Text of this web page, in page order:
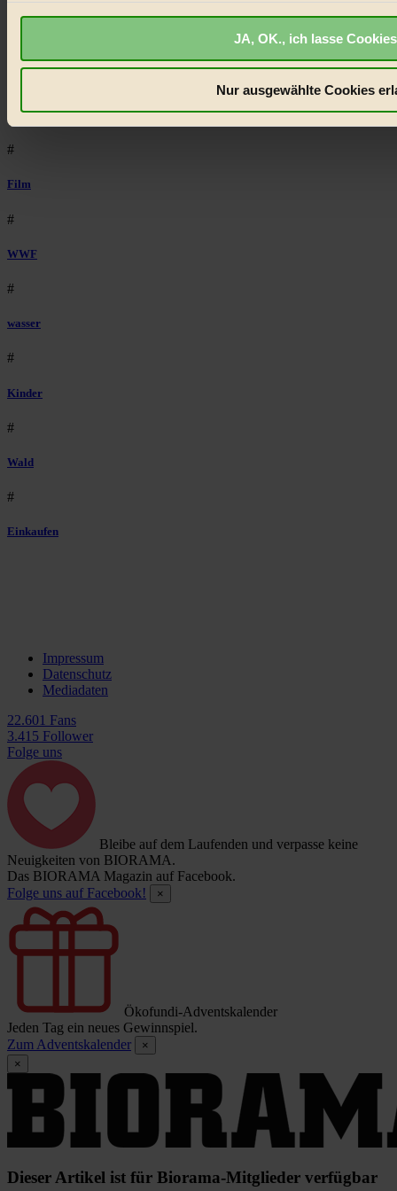
JA, OK., ich lasse
Nur ausgewählte Cookies
Mode
#
Film
#
WWF
#
wasser
#
Kinder
#
Wald
#
Einkaufen
Impressum
Datenschutz
Mediadaten
22.601 Fans
3.415 Follower
Folge uns
Bleibe auf dem Laufenden und verpasse keine
Neuigkeiten von BIORAMA.
Das BIORAMA Magazin auf Facebook.
Folge uns auf Facebook!
×
Ökofundi-Adventskalender
Jeden Tag ein neues Gewinnspiel.
Zum Adventskalender
×
×
Dieser Artikel ist für Biorama-Mitglieder verfügbar